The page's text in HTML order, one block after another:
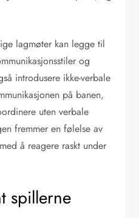
lagmøter kan legge til
og
introdusere ikke-verbale
på banen,
uten verbale
fremmer en følelse av
å reagere raskt under
spillerne